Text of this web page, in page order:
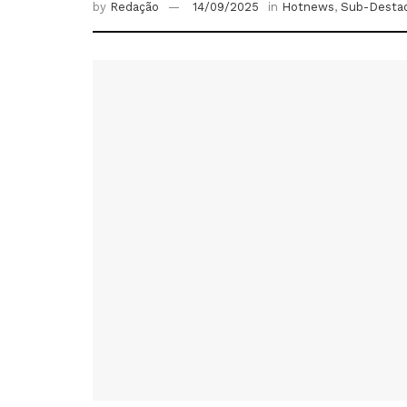
by Redação 14/09/2025 in Hotnews, Sub-